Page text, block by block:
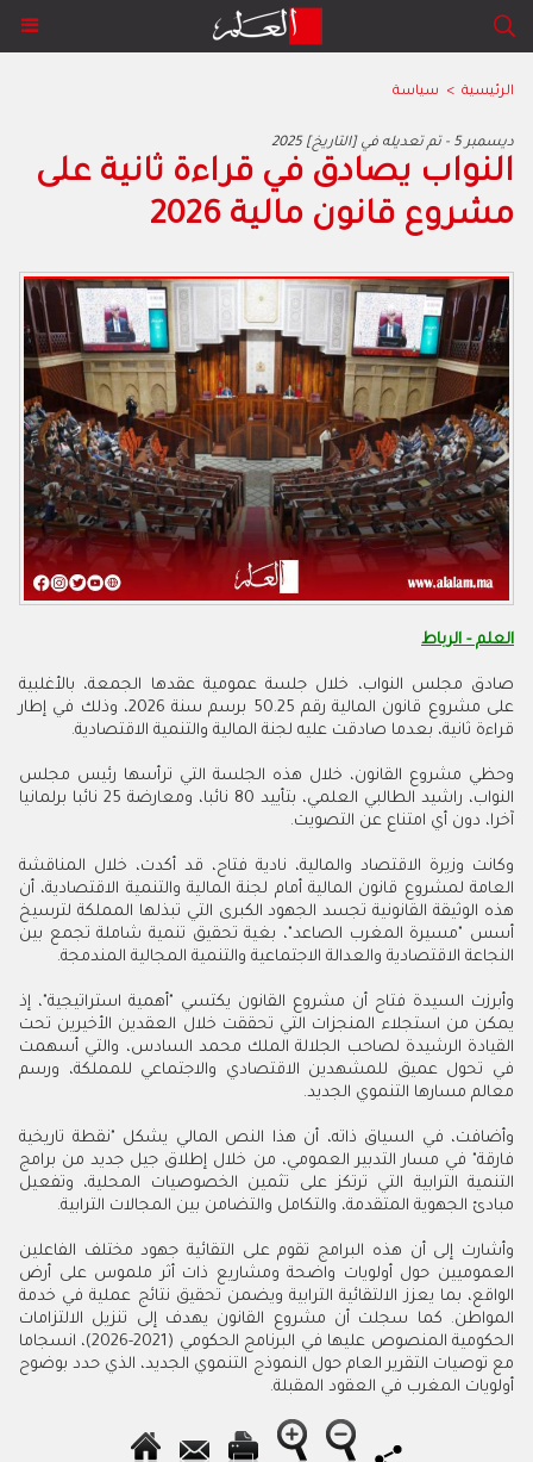
الرئيسية > سياسة
2025 ديسمبر 5 - تم تعديله في [التاريخ]
النواب يصادق في قراءة ثانية على
مشروع قانون مالية 2026
العلم - الرباط
صادق مجلس النواب، خلال جلسة عمومية عقدها الجمعة، بالأغلبية
على مشروع قانون المالية رقم 50.25 برسم سنة 2026، وذلك في إطار
قراءة ثانية، بعدما صادقت عليه لجنة المالية والتنمية الاقتصادية.
وحظي مشروع القانون، خلال هذه الجلسة التي ترأسها رئيس مجلس
النواب، راشيد الطالبي العلمي، بتأييد 80 نائبا، ومعارضة 25 نائبا برلمانيا
آخرا، دون أي امتناع عن التصويت.
وكانت وزيرة الاقتصاد والمالية، نادية فتاح، قد أكدت، خلال المناقشة
العامة لمشروع قانون المالية أمام لجنة المالية والتنمية الاقتصادية، أن
هذه الوثيقة القانونية تجسد الجهود الكبرى التي تبذلها المملكة لترسيخ
أسس "مسيرة المغرب الصاعد"، بغية تحقيق تنمية شاملة تجمع بين
النجاعة الاقتصادية والعدالة الاجتماعية والتنمية المجالية المندمجة.
وأبرزت السيدة فتاح أن مشروع القانون يكتسي "أهمية استراتيجية"، إذ
يمكن من استجلاء المنجزات التي تحققت خلال العقدين الأخيرين تحت
القيادة الرشيدة لصاحب الجلالة الملك محمد السادس، والتي أسهمت
في تحول عميق للمشهدين الاقتصادي والاجتماعي للمملكة، ورسم
معالم مسارها التنموي الجديد.
وأضافت، في السياق ذاته، أن هذا النص المالي يشكل "نقطة تاريخية
فارقة" في مسار التدبير العمومي، من خلال إطلاق جيل جديد من برامج
التنمية الترابية التي ترتكز على تثمين الخصوصيات المحلية، وتفعيل
مبادئ الجهوية المتقدمة، والتكامل والتضامن بين المجالات الترابية.
وأشارت إلى أن هذه البرامج تقوم على التقائية جهود مختلف الفاعلين
العموميين حول أولويات واضحة ومشاريع ذات أثر ملموس على أرض
الواقع، بما يعزز الالتقائية الترابية ويضمن تحقيق نتائج عملية في خدمة
المواطن. كما سجلت أن مشروع القانون يهدف إلى تنزيل الالتزامات
الحكومية المنصوص عليها في البرنامج الحكومي (2021-2026)، انسجاما
مع توصيات التقرير العام حول النموذج التنموي الجديد، الذي حدد بوضوح
أولويات المغرب في العقود المقبلة.